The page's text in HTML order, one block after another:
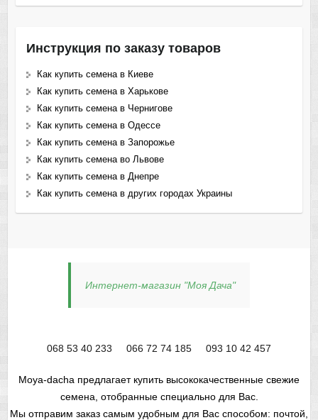
Инструкция по заказу товаров
Как купить семена в Киеве
Как купить семена в Харькове
Как купить семена в Чернигове
Как купить семена в Одессе
Как купить семена в Запорожье
Как купить семена во Львове
Как купить семена в Днепре
Как купить семена в других городах Украины
Интернет-магазин "Моя Дача"
068 53 40 233 066 72 74 185 093 10 42 457
Moya-dacha предлагает купить высококачественные свежие
семена, отобранные специально для Вас.
Мы отправим заказ самым удобным для Вас способом: почтой,